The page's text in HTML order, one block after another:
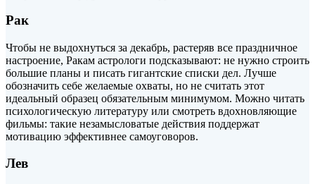
Рак
Чтобы не выдохнуться за декабрь, растеряв все праздничное
настроение, Ракам астрологи подсказывают: не нужно строить
большие планы и писать гигантские списки дел. Лучше
обозначить себе желаемые охваты, но не считать этот
идеальный образец обязательным минимумом. Можно читать
психологическую литературу или смотреть вдохновляющие
фильмы: такие незамысловатые действия поддержат
мотивацию эффективнее самоуговоров.
Лев